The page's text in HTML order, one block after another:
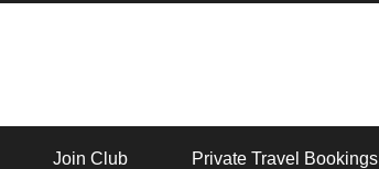
Join Club Private Travel Bookings